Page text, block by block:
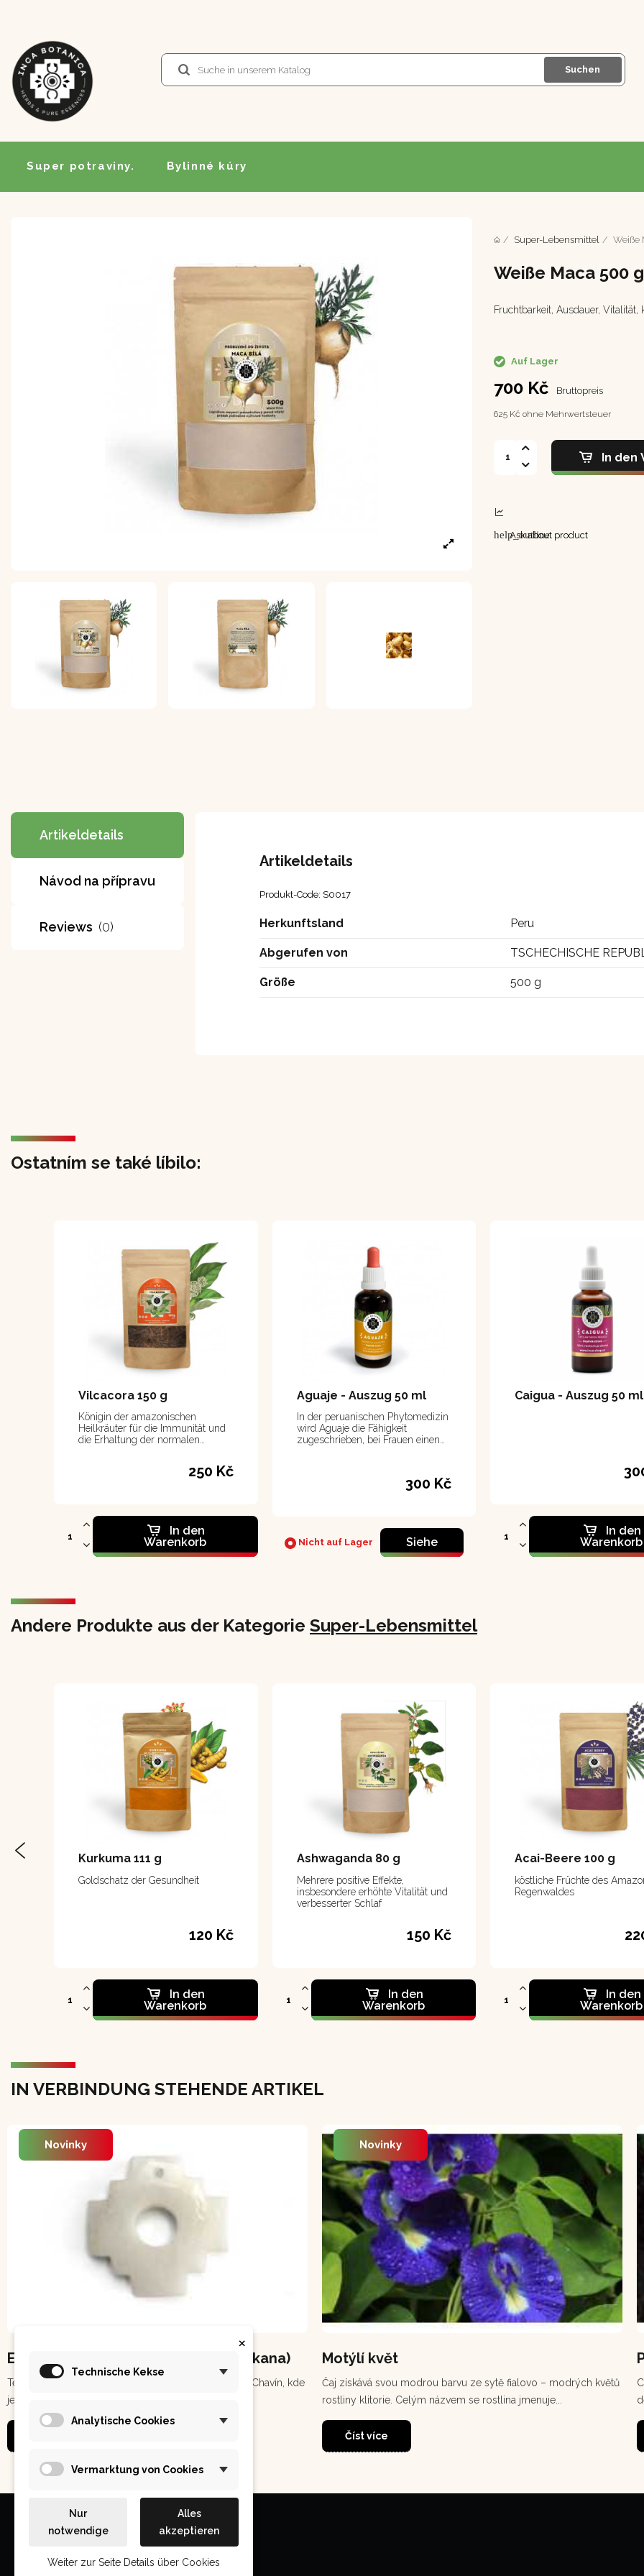
Suchen
Super potraviny. Bylinné kúry
Super-Lebensmittel Weiße
Weiße Maca 500 g
Fruchtbarkeit, Ausdauer,
Auf Lager
700 Kč Bruttopreis
625 Kč ohne Mehrwertsteuer
In den
help_outline
Ask about product
Artikeldetails
Návod na přípravu
Reviews (0)
Artikeldetails
Produkt-Code: S0017
Herkunftsland Peru
Abgerufen von TSCHECHISCHE
Größe 500 g
Ostatním se také líbilo:
Vilcacora 150 g
Königin der amazonischen
Heilkräuter für die Immunität und
die Erhaltung der normalen
250 Kč
In den
Warenkorb
Aguaje - Auszug 50 ml
In der peruanischen Phytomedizin
wird Aguaje die Fähigkeit
zugeschrieben, bei Frauen einen
300 Kč
Nicht auf Lager Siehe
Caigua - Auszug 50 ml
In den
Warenkorb
Andere Produkte aus der Kategorie Super-Lebensmittel
Kurkuma 111 g
Goldschatz der Gesundheit
120 Kč
In den
Warenkorb
Ashwaganda 80 g
Mehrere positive Effekte,
insbesondere erhöhte Vitalität und
verbesserter Schlaf
150 Kč
In den
Warenkorb
Acai-Beere 100 g
köstliche Früchte des
Regenwaldes
In den
Warenkorb
IN VERBINDUNG STEHENDE ARTIKEL
Energetický zářič - Andský kříž (chakana)
Novinky
Tento tvarový energetický zářič pochází z městečka Chavín, kde
je v zemi postavena obrovská pyramida a v ní je...
Motýlí květ
Novinky
Čaj získává svou modrou barvu ze sytě fialovo – modrých květů
rostliny klitorie. Celým názvem se rostlina jmenuje...
Číst více
×
Technische Kekse
Analytische Cookies
Vermarktung von Cookies
Nur
notwendige
Alles
akzeptieren
Weiter zur Seite Details über Cookies